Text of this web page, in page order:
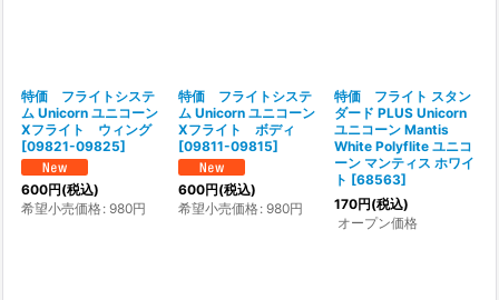
特価 フライトシステ
ム Unicorn ユニコーン
Xフライト ウィング
[09821-09825]
600円(税込)
希望小売価格: 980円
特価 フライトシステ
ム Unicorn ユニコーン
Xフライト ボディ
[09811-09815]
600円(税込)
希望小売価格: 980円
特価 フライト スタン
ダード PLUS Unicorn
ユニコーン Mantis
White Polyflite ユニコ
ーン マンティス ホワイ
ト [68563]
170円(税込)
オープン価格